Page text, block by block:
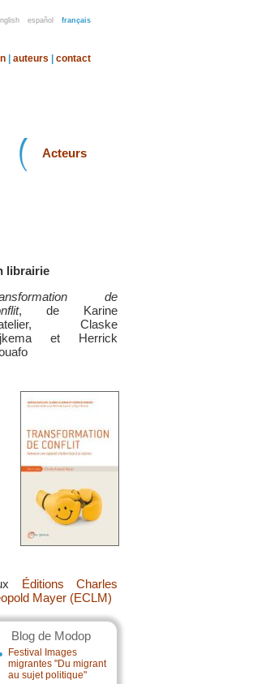
español français
auteurs contact
Acteurs
librairie
de
, de Karine
Claske
et Herrick
Éditions Charles
Mayer (ECLM)
Blog de Modop
Festival Images
migrantes "Du migrant
au sujet politique"